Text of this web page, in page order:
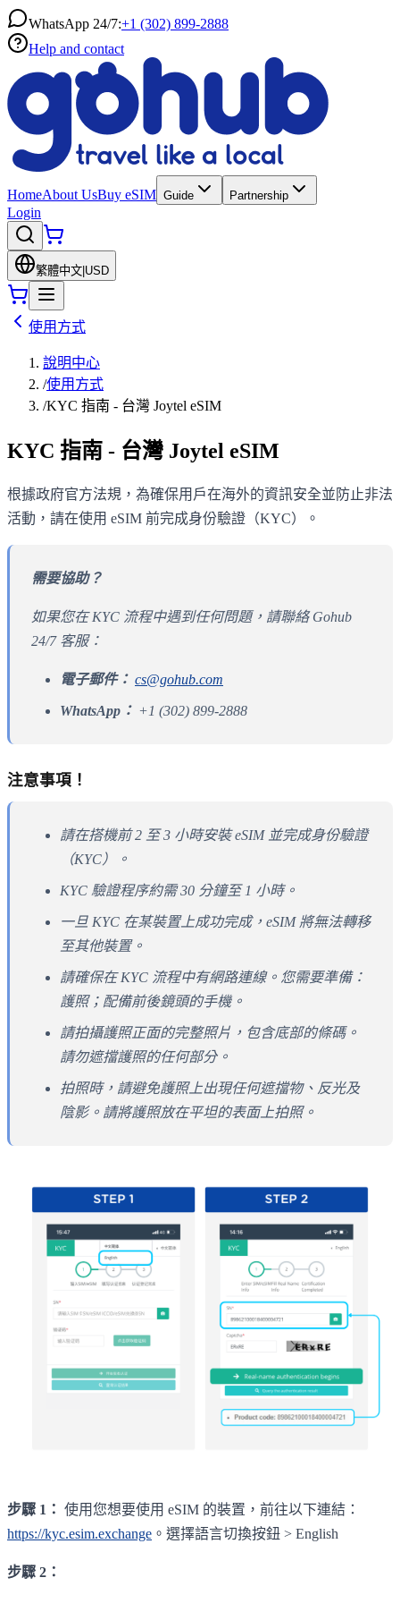
WhatsApp 24/7:+1 (302) 899-2888
Help and contact
HomeAbout UsBuy eSIM Guide Partnership
Login
繁體中文 USD
使用方式
說明中心
/使用方式
/KYC 指南 - 台灣 Joytel eSIM
KYC 指南 - 台灣 Joytel eSIM
根據政府官方法規，為確保用戶在海外的資訊安全並防止非法
活動，請在使用 eSIM 前完成身份驗證（KYC）。
需要協助？
如果您在 KYC 流程中遇到任何問題，請聯絡 Gohub
24/7 客服：
電子郵件： cs@gohub.com
WhatsApp： +1 (302) 899-2888
注意事項！
請在搭機前 2 至 3 小時安裝 eSIM 並完成身份驗證
（KYC）。
KYC 驗證程序約需 30 分鐘至 1 小時。
一旦 KYC 在某裝置上成功完成，eSIM 將無法轉移
至其他裝置。
請確保在 KYC 流程中有網路連線。您需要準備：
護照；配備前後鏡頭的手機。
請拍攝護照正面的完整照片，包含底部的條碼。
請勿遮擋護照的任何部分。
拍照時，請避免護照上出現任何遮擋物、反光及
陰影。請將護照放在平坦的表面上拍照。
步驟 1： 使用您想要使用 eSIM 的裝置，前往以下連結：
https://kyc.esim.exchange 。選擇語言切換按鈕 > English
步驟 2：